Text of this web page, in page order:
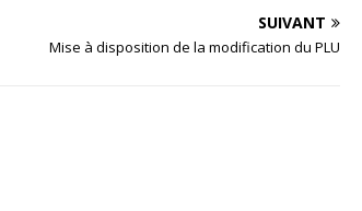
SUIVANT
Mise à disposition de la modification du PLU